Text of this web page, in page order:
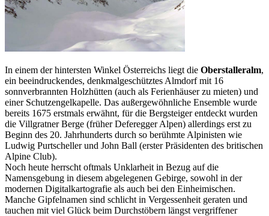
In einem der hintersten Winkel Österreichs liegt die Oberstalleralm,
ein beeindruckendes, denkmalgeschütztes Almdorf mit 16
sonnverbrannten Holzhütten (auch als Ferienhäuser zu mieten) und
einer Schutzengelkapelle. Das außergewöhnliche Ensemble wurde
bereits 1675 erstmals erwähnt, für die Bergsteiger entdeckt wurden
die Villgratner Berge (früher Deferegger Alpen) allerdings erst zu
Beginn des 20. Jahrhunderts durch so berühmte Alpinisten wie
Ludwig Purtscheller und John Ball (erster Präsidenten des britischen
Alpine Club).
Noch heute herrscht oftmals Unklarheit in Bezug auf die
Namensgebung in diesem abgelegenen Gebirge, sowohl in der
modernen Digitalkartografie als auch bei den Einheimischen.
Manche Gipfelnamen sind schlicht in Vergessenheit geraten und
tauchen mit viel Glück beim Durchstöbern längst vergriffener